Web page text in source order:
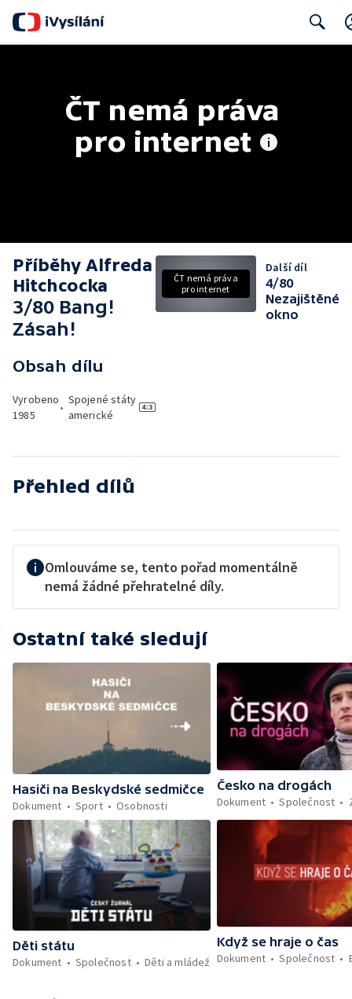
ČT nemá práva
pro internet
Příběhy Alfreda
Hitchcocka
3/80 Bang!
Zásah!
Obsah dílu
Vyrobeno
1985
•
Spojené státy
americké
ČT nemá práva
pro internet
Další díl
4/80
Nezajištěné
okno
Přehled dílů
Omlouváme se, tento pořad momentálně
nemá žádné přehratelné díly.
Ostatní také sledují
Hasiči na Beskydské sedmičce
Dokument
Sport Osobnosti
Česko na drogách
Dokument
Společnost
Děti státu
Dokument
Společnost Děti a mládež
Když se hraje o čas
Dokument
Společnost